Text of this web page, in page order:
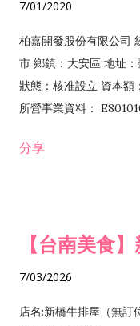
7/01/2020
柏嘉開發股份有限公司
市 鄉鎮：大安區 地址
狀態：核准設立 資本
所營事業資料：
發業 H703090 不動產
分享
【台南美食
7/03/2026
店名:新橋牛排屋（無訂